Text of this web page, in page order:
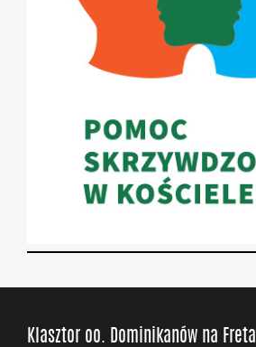
Klasztor oo. Dominikanów na Freta